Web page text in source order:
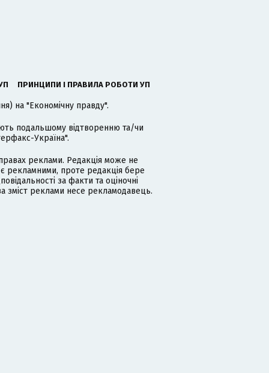
ПРИНЦИПИ І ПРАВИЛА РОБОТИ УП
на "Економічну правду".
подальшому відтворенню та/чи
Україна".
реклами. Редакція може не
рекламними, проте редакція бере
за факти та оціночні
зміст реклами несе рекламодавець.